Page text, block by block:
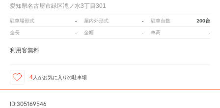
愛知県名古屋市緑区滝ノ水3丁目301
駐車場形式 - 屋内外形式 - 駐車台数 200台
全長 - 全幅 - 車高 -
利用客無料
4 人がお気に入りの駐車場
ID:305169546